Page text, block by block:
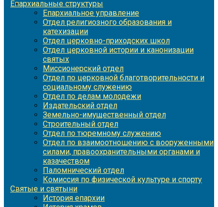
Епархиальные структуры
Епархиальное управление
Отдел религиозного образования и
катехизации
Отдел церковно-приходских школ
Отдел церковной истории и канонизации
святых
Миссионерский отдел
Отдел по церковной благотворительности и
социальному служению
Отдел по делам молодежи
Издательский отдел
Земельно-имущественный отдел
Строительный отдел
Отдел по тюремному служению
Отдел по взаимоотношению с вооруженными
силами, правоохранительными органами и
казачеством
Паломнический отдел
Комиссия по физической культуре и спорту
Святые и святыни
История епархии